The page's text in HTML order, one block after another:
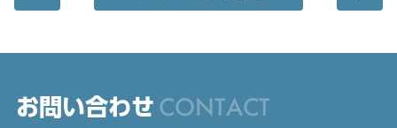
お問い合わせ CONTACT